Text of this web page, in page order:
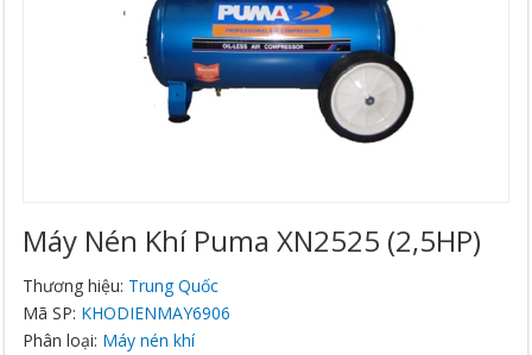
Máy Nén Khí Puma XN2525 (2,5HP)
Thương hiệu: Trung Quốc
Mã SP: KHODIENMAY6906
Phân loại: Máy nén khí